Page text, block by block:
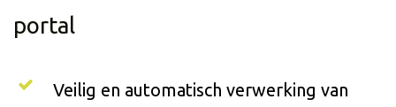
portal
Veilig en automatisch verwerking van